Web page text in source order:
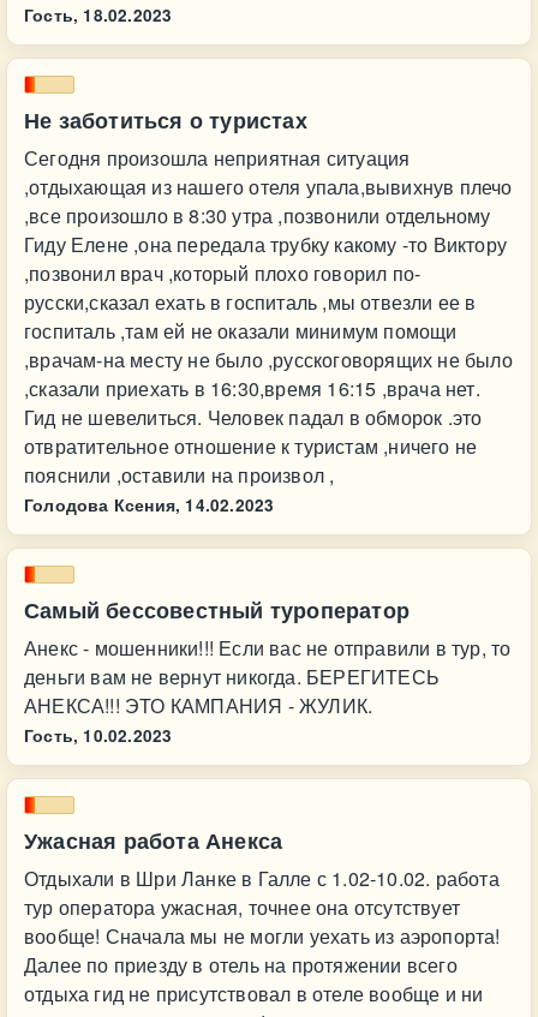
Гость, 18.02.2023
Не заботиться о туристах
Сегодня произошла неприятная ситуация
,отдыхающая из нашего отеля упала,вывихнув плечо
,все произошло в 8:30 утра ,позвонили отдельному
Гиду Елене ,она передала трубку какому -то Виктору
,позвонил врач ,который плохо говорил по-
русски,сказал ехать в госпиталь ,мы отвезли ее в
госпиталь ,там ей не оказали минимум помощи
,врачам-на месту не было ,русскоговорящих не было
,сказали приехать в 16:30,время 16:15 ,врача нет.
Гид не шевелиться. Человек падал в обморок .это
отвратительное отношение к туристам ,ничего не
пояснили ,оставили на произвол ,
Голодова Ксения, 14.02.2023
Самый бессовестный туроператор
Анекс - мошенники!!! Если вас не отправили в тур, то
деньги вам не вернут никогда. БЕРЕГИТЕСЬ
АНЕКСА!!! ЭТО КАМПАНИЯ - ЖУЛИК.
Гость, 10.02.2023
Ужасная работа Анекса
Отдыхали в Шри Ланке в Галле с 1.02-10.02. работа
тур оператора ужасная, точнее она отсутствует
вообще! Сначала мы не могли уехать из аэропорта!
Далее по приезду в отель на протяжении всего
отдыха гид не присутствовал в отеле вообще и ни